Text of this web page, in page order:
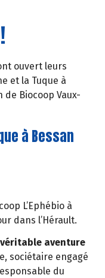
ouvert leurs
et la Tuque à
de Biocoop Vaux-
à Bessan
L’Ephébio à
dans l’Hérault.
aventure
sociétaire engagé
du